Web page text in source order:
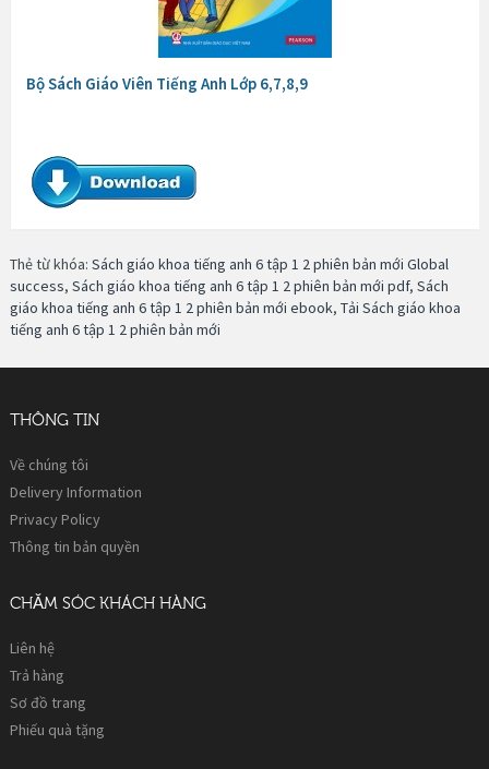
Bộ Sách Giáo Viên Tiếng Anh Lớp 6,7,8,9
Thẻ từ khóa: Sách giáo khoa tiếng anh 6 tập 1 2 phiên bản mới Global
success, Sách giáo khoa tiếng anh 6 tập 1 2 phiên bản mới pdf, Sách
giáo khoa tiếng anh 6 tập 1 2 phiên bản mới ebook, Tải Sách giáo khoa
tiếng anh 6 tập 1 2 phiên bản mới
THÔNG TIN
Về chúng tôi
Delivery Information
Privacy Policy
Thông tin bản quyền
CHĂM SÓC KHÁCH HÀNG
Liên hệ
Trả hàng
Sơ đồ trang
Phiếu quà tặng